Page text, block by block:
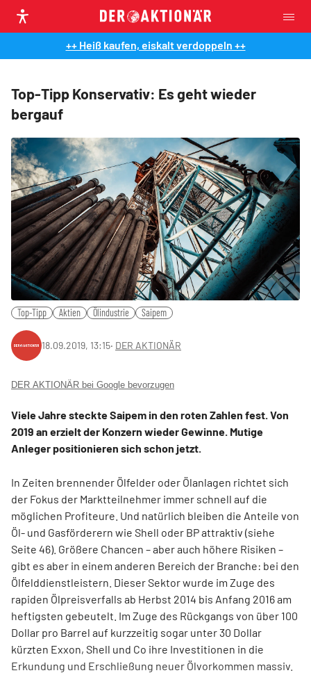
++ Heiß kaufen, eiskalt verdoppeln ++
Top-Tipp Konservativ: Es geht wieder
bergauf
Top-Tipp Aktien Ölindustrie Saipem
18.09.2019, 13:15‧ DER AKTIONÄR
DER AKTIONÄR bei Google bevorzugen
Viele Jahre steckte Saipem in den roten Zahlen fest. Von
2019 an erzielt der Konzern wieder Gewinne. Mutige
Anleger positionieren sich schon jetzt.
In Zeiten brennender Ölfelder oder Ölanlagen richtet sich
der Fokus der Marktteilnehmer immer schnell auf die
möglichen Profiteure. Und natürlich bleiben die Anteile von
Öl- und Gasförderern wie Shell oder BP attraktiv (siehe
Seite 46). Größere Chancen – aber auch höhere Risiken –
gibt es aber in einem anderen Bereich der Branche: bei den
Ölfelddienstleistern. Dieser Sektor wurde im Zuge des
rapiden Ölpreisverfalls ab Herbst 2014 bis Anfang 2016 am
heftigsten gebeutelt. Im Zuge des Rückgangs von über 100
Dollar pro Barrel auf kurzzeitig sogar unter 30 Dollar
kürzten Exxon, Shell und Co ihre Investitionen in die
Erkundung und Erschließung neuer Ölvorkommen massiv.